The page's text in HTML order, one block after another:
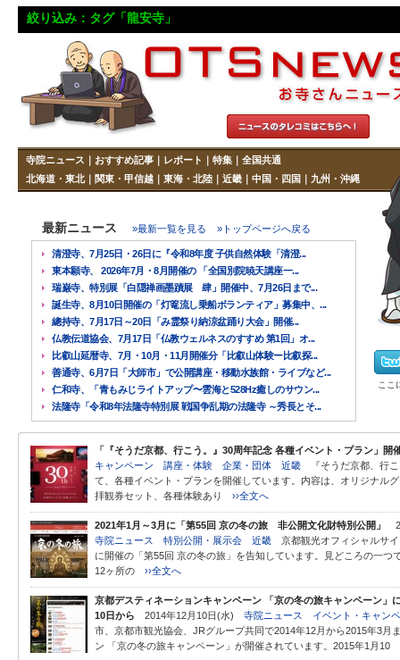
絞り込み：タグ「龍安寺」
寺院ニュース ｜ おすすめ記事 ｜ レポート ｜ 特集 ｜ 全国共通
北海道・東北｜ 関東・甲信越 ｜ 東海・北陸 ｜ 近畿 ｜ 中国・四国 ｜ 九州・沖縄
最新ニュース »最新一覧を見る »トップページへ戻る
清澄寺、7月25日・26日に『令和8年度 子供自然体験「清澄...
東本願寺、 2026年7月・8月開催の 「全国別院暁天講座一...
瑞巌寺、特別展「白隠禅画墨蹟展 肆」開催中、7月26日まで...
誕生寺、8月10日開催の「灯篭流し乗船ボランティア」募集中、...
總持寺、7月17日～20日「み霊祭り納涼盆踊り大会」開催...
仏教伝道協会、7月17日「仏教ウェルネスのすすめ 第1回」オ...
比叡山延暦寺、7月・10月・11月開催分「比叡山体験ー比叡探...
善通寺、6月7日「大師市」で公開講座・移動水族館・ライブなど...
仁和寺、「青もみじライトアップ〜雲海と528Hz癒しのサウン...
法隆寺「令和8年法隆寺特別展 戦国争乱期の法隆寺 ～秀長とそ...
ここ
「『そうだ京都、行こう。』30周年記念 各種イベント・プラン」開
キャンペーン
講座・体験 企業・団体 近畿 『そうだ京都、行こ
て、各種イベント・プランを開催しています。内容は、オリジナル
拝観券セット、各種体験あり ››全文へ
2021年1月～3月に「第55回 京の冬の旅 非公開文化財特別公開」
寺院ニュース
特別公開・展示会 近畿 京都観光オフィシャルサ
に開催の「第55回 京の冬の旅」を告知しています。見どころの一つ
12ヶ所の ››全文へ
京都デスティネーションキャンペーン 「京の冬の旅キャンペーン」
10日から 2014年12月10日(水) 寺院ニュース
イベント・キャン
市、京都市観光協会、JRグループ共同で2014年12月から2015年3月
ン 「京の冬の旅キャンペーン」が開催されています。2015年1月10